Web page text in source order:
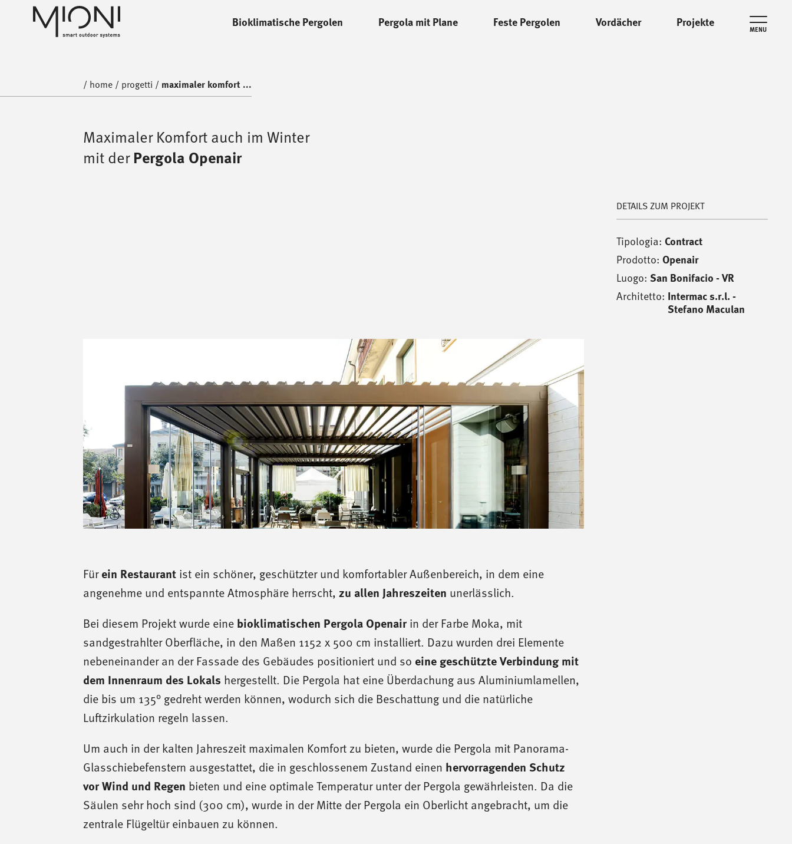
home Bioklimatische Pergolen Pergola mit Plane Feste Pergolen Vordächer Projekte MENU
/ home / progetti / maximaler komfort ...
Maximaler Komfort auch im Winter
mit derPergola Openair
Fürein Restaurant ist ein schöner, geschützter und komfortabler Außenbereich, in dem eine
angenehme und entspannte Atmosphäre herrscht,zu allen Jahreszeiten unerlässlich.
Bei diesem Projekt wurde eine bioklimatischen Pergola Openairin der Farbe Moka, mit
sandgestrahlter Oberfläche, in den Maßen 1152 x 500 cm installiert. Dazu wurden drei Elemente
nebeneinander an der Fassade des Gebäudes positioniert und so eine geschützte Verbindung mit
dem Innenraum des Lokals hergestellt. Die Pergola hat eine Überdachung aus Aluminiumlamellen,
die bis um 135° gedreht werden können, wodurch sich die Beschattung und die natürliche
Luftzirkulation regeln lassen.
Um auch in der kalten Jahreszeit maximalen Komfort zu bieten, wurde die Pergola mit Panorama-
Glasschiebefenstern ausgestattet, die in geschlossenem Zustand einen hervorragenden Schutz
vor Wind und Regen bieten und eine optimale Temperatur unter der Pergola gewährleisten. Da die
Säulen sehr hoch sind (300 cm), wurde in der Mitte der Pergola ein Oberlicht angebracht, um die
zentrale Flügeltür einbauen zu können.
DETAILS ZUM PROJEKT
Tipologia: Contract
Prodotto: Openair
Luogo: San Bonifacio - VR
Architetto: Intermac s.r.l. -
Stefano Maculan